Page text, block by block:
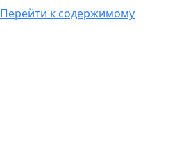
Перейти к содержимому